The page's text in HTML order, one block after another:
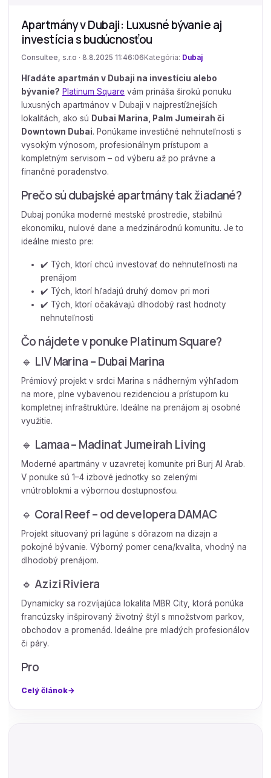
Apartmány v Dubaji: Luxusné bývanie aj
investícia s budúcnosťou
Consultee, s.r.o · 8.8.2025 11:46:06 Kategória: Dubaj
Hľadáte apartmán v Dubaji na investíciu alebo
bývanie? Platinum Square vám prináša širokú ponuku
luxusných apartmánov v Dubaji v najprestížnejších
lokalitách, ako sú Dubai Marina, Palm Jumeirah či
Downtown Dubai. Ponúkame investičné nehnuteľnosti s
vysokým výnosom, profesionálnym prístupom a
kompletným servisom – od výberu až po právne a
finančné poradenstvo.
Prečo sú dubajské apartmány tak žiadané?
Dubaj ponúka moderné mestské prostredie, stabilnú
ekonomiku, nulové dane a medzinárodnú komunitu. Je to
ideálne miesto pre:
✔️ Tých, ktorí chcú investovať do nehnuteľnosti na
prenájom
✔️ Tých, ktorí hľadajú druhý domov pri mori
✔️ Tých, ktorí očakávajú dlhodobý rast hodnoty
nehnuteľnosti
Čo nájdete v ponuke Platinum Square?
🔹 LIV Marina – Dubai Marina
Prémiový projekt v srdci Marina s nádherným výhľadom
na more, plne vybavenou rezidenciou a prístupom ku
kompletnej infraštruktúre. Ideálne na prenájom aj osobné
využitie.
🔹 Lamaa – Madinat Jumeirah Living
Moderné apartmány v uzavretej komunite pri Burj Al Arab.
V ponuke sú 1–4 izbové jednotky so zelenými
vnútroblokmi a výbornou dostupnosťou.
🔹 Coral Reef – od developera DAMAC
Projekt situovaný pri lagúne s dôrazom na dizajn a
pokojné bývanie. Výborný pomer cena/kvalita, vhodný na
dlhodobý prenájom.
🔹 Azizi Riviera
Dynamicky sa rozvíjajúca lokalita MBR City, ktorá ponúka
francúzsky inšpirovaný životný štýl s množstvom parkov,
obchodov a promenád. Ideálne pre mladých profesionálov
či páry.
Pro
Celý článok